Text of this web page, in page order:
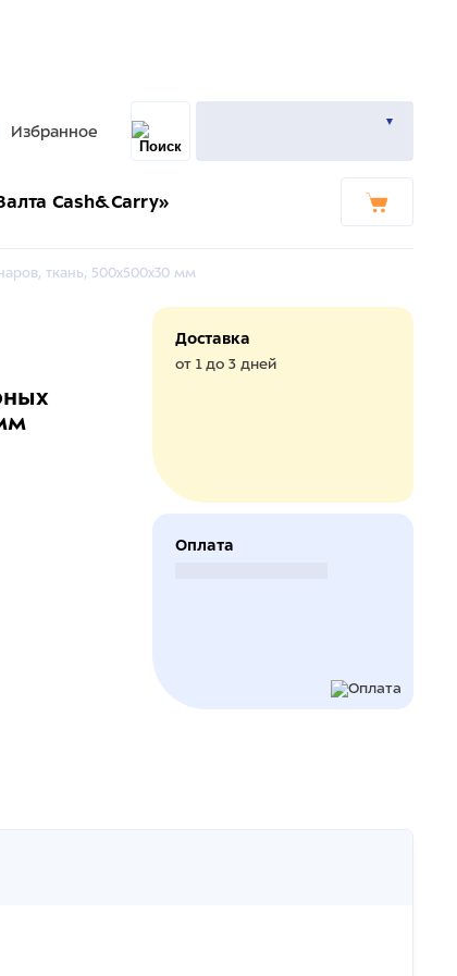
Избранное
Cash&Carry»
ткань, 500x500x30 мм
Доставка
от 1 до 3 дней
Оплата